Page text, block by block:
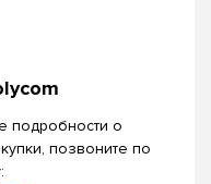
подробности о
позвоните по